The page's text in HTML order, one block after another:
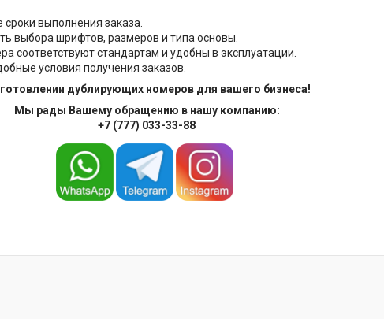
выполнения заказа.
выбора шрифтов, размеров и типа основы.
соответствуют стандартам и удобны в эксплуатации.
условия получения заказов.
дублирующих номеров для вашего бизнеса!
Мы рады Вашему обращению в нашу компанию:
+7 (777) 033-33-88